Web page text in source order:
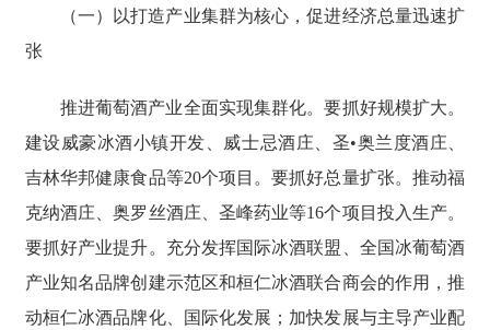
（一）以打造产业集群为核心，促进经济总量迅速扩
张
推进葡萄酒产业全面实现集群化。要抓好规模扩大。
建设威豪冰酒小镇开发、威士忌酒庄、圣•奥兰度酒庄、
吉林华邦健康食品等20个项目。要抓好总量扩张。推动福
克纳酒庄、奥罗丝酒庄、圣峰药业等16个项目投入生产。
要抓好产业提升。充分发挥国际冰酒联盟、全国冰葡萄酒
产业知名品牌创建示范区和桓仁冰酒联合商会的作用，推
动桓仁冰酒品牌化、国际化发展；加快发展与主导产业配